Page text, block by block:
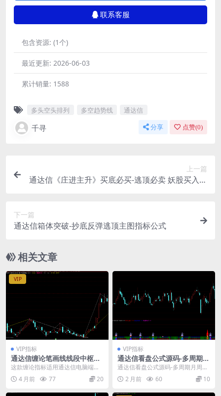
联系客服
包含资源: (1个)
最近更新: 2026-06-03
累计销量: 1588
多头空头排列 多空趋势线 通达信
千寻 分享 点赞(0)
上一篇
通达信《庄进主升》买底必买-逃顶必卖 妖股买入指
下一篇
通达信箱体突破-抄底反弹逃顶主图指标公式
相关文章
VIP指标
通达信缠论笔画线线段中枢指
标公式
VIP
这款缠论指标适用通达信电脑端和
手机端，下载是源码，直接导入软
件中即可使用。注意缠...
4 月前 77 20
VIP指标
通达信看盘公式源码-多周期月
周MACD与RSI金叉信号指标
通达信看盘公式源码-多周期月周M
ACD与RSI金叉信号指标： 通达信
多周期指标源...
2 月前 60 10